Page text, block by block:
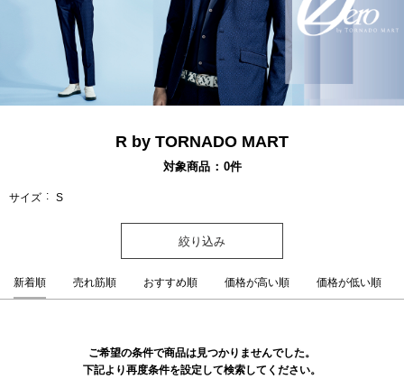
R by TORNADO MART
対象商品 0件
サイズ S
絞り込み
新着順 売れ筋順 おすすめ順 価格が高い順 価格が低い順
ご希望の条件で商品は見つかりませんでした。
下記より再度条件を設定して検索してください。